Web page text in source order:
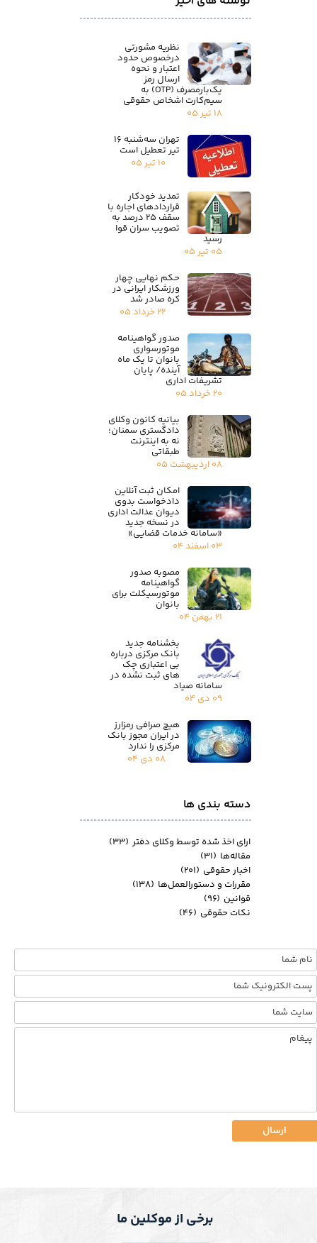
ارسال
دسته بندی ها
نظریه مشورتی
درخصوص حدود
اعتبار و نحوه
ارسال رمز
یک‌بارمصرف (OTP) به
سیم‌کارت اشخاص حقوقی
۱۸ تیر ۰۵
تهران سه‌شنبه ۱۶
تیر تعطیل است
۱۰ تیر ۰۵
تمدید خودکار
قراردادهای اجاره با
سقف ۲۵ درصد به
تصویب سران قوا
رسید
۰۵ تیر ۰۵
حکم نهایی چهار
ورزشکار ایرانی در
کره صادر شد
۲۲ خرداد ۰۵
صدور گواهینامه
موتورسواری
بانوان تا یک ماه
آینده/ پایان
تشریفات اداری
۲۰ خرداد ۰۵
بیانیه کانون وکلای
دادگستری سمنان؛
نه به اینترنت
طبقاتی
۰۸ اردیبهشت ۰۵
امکان ثبت آنلاین
دادخواست بدوی
دیوان عدالت اداری
در نسخه جدید
«سامانه خدمات قضایی»
۰۳ اسفند ۰۴
مصوبه صدور
گواهینامه
موتورسیکلت برای
بانوان
۲۱ بهمن ۰۴
بخشنامه جدید
بانک مرکزی درباره
بی اعتباری چک
های ثبت نشده در
سامانه صیاد
۰۹ دی ۰۴
هیچ صرافی رمزارز
در ایران مجوز بانک
مرکزی را ندارد
۰۸ دی ۰۴
ارای اخذ شده توسط وکلای دفتر (۳۳)
مقاله‌ها (۳۱)
اخبار حقوقی (۲۰۱)
مقررات و دستورالعمل‌ها (۱۳۸)
قوانین (۹۶)
نکات حقوقی (۴۶)
برخی از موکلین ما